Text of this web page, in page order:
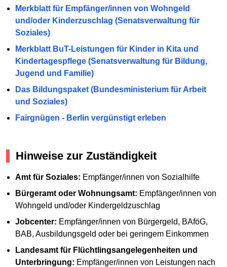
Merkblatt für Empfänger/innen von Wohngeld
und/oder Kinderzuschlag (Senatsverwaltung für
Soziales)
Merkblatt BuT-Leistungen für Kinder in Kita und
Kindertagespflege (Senatsverwaltung für Bildung,
Jugend und Familie)
Das Bildungspaket (Bundesministerium für Arbeit
und Soziales)
Fairgnügen - Berlin vergünstigt erleben
Hinweise zur Zuständigkeit
Amt für Soziales: Empfänger/innen von Sozialhilfe
Bürgeramt oder Wohnungsamt: Empfänger/innen von
Wohngeld und/oder Kindergeldzuschlag
Jobcenter: Empfänger/innen von Bürgergeld, BAföG,
BAB, Ausbildungsgeld oder bei geringem Einkommen
Landesamt für Flüchtlingsangelegenheiten und
Unterbringung: Empfänger/innen von Leistungen nach